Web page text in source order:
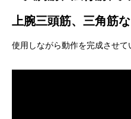
上腕三頭筋、三角筋
使用しながら動作を完成させて